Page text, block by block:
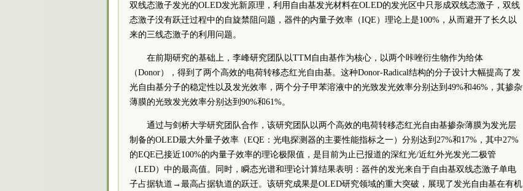
双线态激子发光的OLED发光新原理，利用自由基发光材料在OLED的发光区中只形成双线态激子，双线
态激子没有跃迁过程中的自旋禁阻问题，器件的内量子效率（IQE）理论上是100%，从而避开了长久以
来的三线态激子的利用问题。
在前期研究的基础上，李峰研究团队以TTM自由基作为核心，以两个咔唑衍生物作为给体
（Donor），得到了两个高效的电荷转移态红光自由基。这种Donor-Radical结构的分子设计大幅提高了发
光自由基分子的稳定性以及发光效率，两个分子甲苯溶液中的光致发光效率分别达到49%和46%，其掺杂
薄膜的光致发光效率分别达到90%和61%。
通过与剑桥大学研究团队合作，该研究团队以两个高效的电荷转移态红光自由基掺杂薄膜为发光层
制备的OLED最大外量子效率（EQE：光电探测器的主要性能指标之一）分别达到27%和17%，其中27%
的EQE已接近100%的内量子效率的理论极限值，是目前为止已报道的深红光/近红外光发光二极管
（LED）中的最高值。同时，瞬态光谱和理论计算结果表明：器件的发光来自于自由基双线态激子单电
子占据轨道→最高占据轨道的跃迁。该研究成果是OLED研究领域的重大突破，展现了发光自由基在有机